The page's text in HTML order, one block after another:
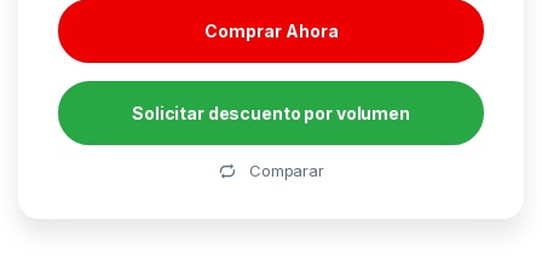
Comprar Ahora
Solicitar descuento por volumen
Comparar